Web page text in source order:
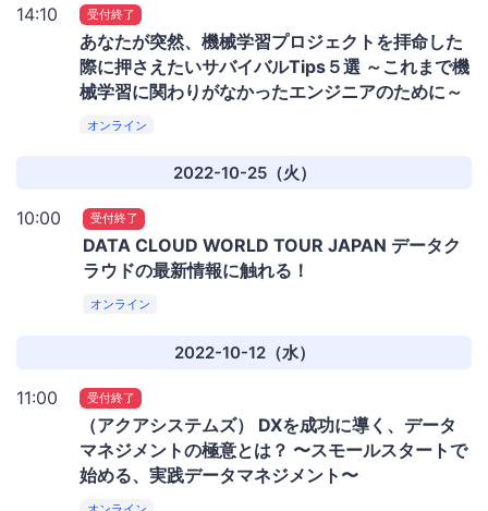
14:10 受付終了
あなたが突然、機械学習プロジェクトを拝命した
際に押さえたいサバイバルTips５選 ～これまで機
械学習に関わりがなかったエンジニアのために～
オンライン
2022-10-25（火）
10:00 受付終了
DATA CLOUD WORLD TOUR JAPAN データク
ラウドの最新情報に触れる！
オンライン
2022-10-12（水）
11:00 受付終了
（アクアシステムズ） DXを成功に導く、データ
マネジメントの極意とは？ 〜スモールスタートで
始める、実践データマネジメント〜